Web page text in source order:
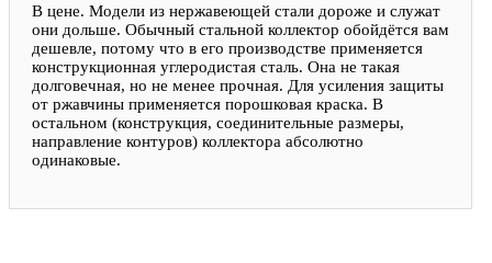
В цене. Модели из нержавеющей стали дороже и служат
они дольше. Обычный стальной коллектор обойдётся вам
дешевле, потому что в его производстве применяется
конструкционная углеродистая сталь. Она не такая
долговечная, но не менее прочная. Для усиления защиты
от ржавчины применяется порошковая краска. В
остальном (конструкция, соединительные размеры,
направление контуров) коллектора абсолютно
одинаковые.